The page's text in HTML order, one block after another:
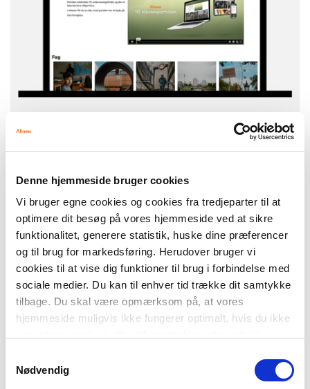
Denne hjemmeside bruger cookies
Vi bruger egne cookies og cookies fra tredjeparter til at
optimere dit besøg på vores hjemmeside ved at sikre
funktionalitet, generere statistik, huske dine præferencer
og til brug for markedsføring. Herudover bruger vi
cookies til at vise dig funktioner til brug i forbindelse med
sociale medier. Du kan til enhver tid trække dit samtykke
tilbage. Du skal være opmærksom på, at vores
hjemmeside muligvis ikke fungerer optimalt, hvis du ikke
Nødvendig
10. klassesportalen
10. klasse
SERIE